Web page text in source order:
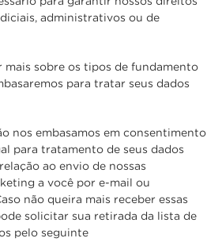
administrativos ou de
mais sobre os tipos de fundamento
para tratar seus dados
nos embasamos em consentimento
para tratamento de seus dados
ao envio de nossas
a você por e-mail ou
não queira mais receber essas
solicitar sua retirada da lista de
pelo seguinte